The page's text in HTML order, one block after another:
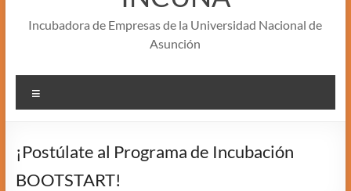
Incubadora de Empresas de la Universidad Nacional de
Asunción
¡Postúlate al Programa de Incubación
BOOTSTART!